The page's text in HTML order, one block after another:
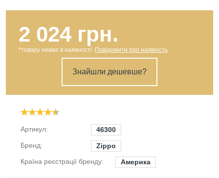
2 024 грн.
*товару немає в наявності. Повідомити про наявність
Знайшли дешевше?
Артикул:
46300
Бренд:
Zippo
Країна реєстрації бренду:
Америка